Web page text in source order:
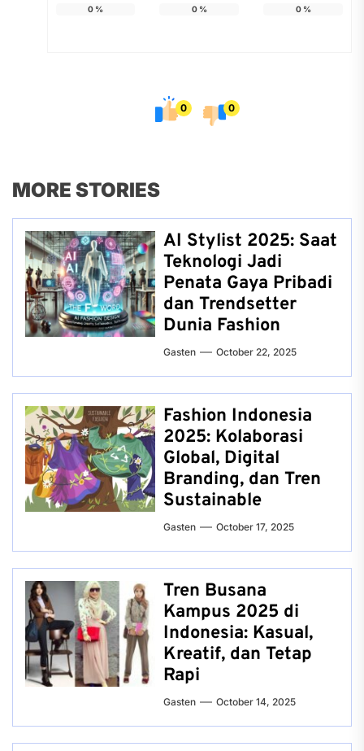
0 % 0% 0%
0 0
MORE STORIES
AI Stylist 2025: Saat
Teknologi Jadi
Penata Gaya Pribadi
dan Trendsetter
Dunia Fashion
Gasten October 22, 2025
Fashion Indonesia
2025: Kolaborasi
Global, Digital
Branding, dan Tren
Sustainable
Gasten October 17, 2025
Tren Busana
Kampus 2025 di
Indonesia: Kasual,
Kreatif, dan Tetap
Rapi
Gasten October 14, 2025